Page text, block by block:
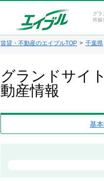
グラ
件探
賃貸・不動産のエイブルTOP 千葉県
グランドサイ
動産情報
基